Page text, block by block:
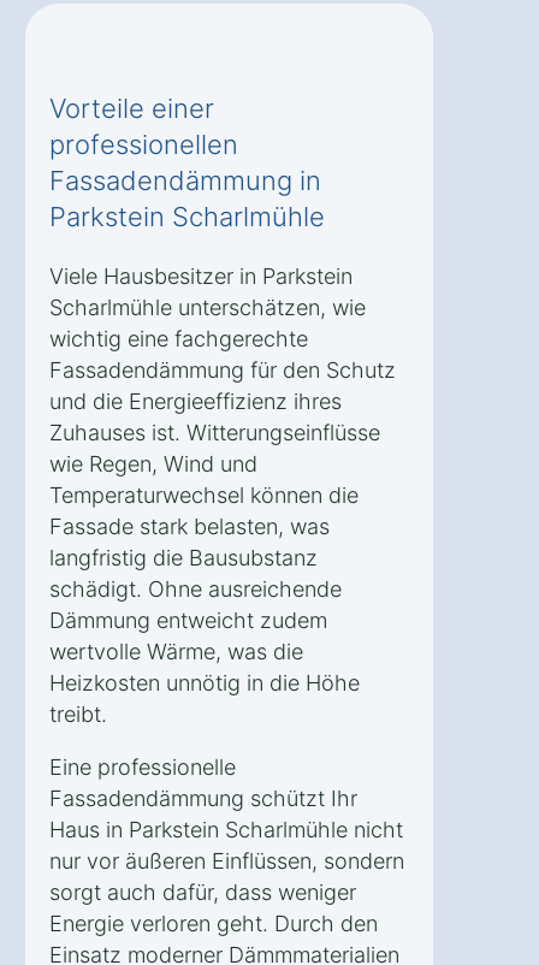
Vorteile einer
professionellen
Fassadendämmung in
Parkstein Scharlmühle
Viele Hausbesitzer in Parkstein
Scharlmühle unterschätzen, wie
wichtig eine fachgerechte
Fassadendämmung für den Schutz
und die Energieeffizienz ihres
Zuhauses ist. Witterungseinflüsse
wie Regen, Wind und
Temperaturwechsel können die
Fassade stark belasten, was
langfristig die Bausubstanz
schädigt. Ohne ausreichende
Dämmung entweicht zudem
wertvolle Wärme, was die
Heizkosten unnötig in die Höhe
treibt.
Eine professionelle
Fassadendämmung schützt Ihr
Haus in Parkstein Scharlmühle nicht
nur vor äußeren Einflüssen, sondern
sorgt auch dafür, dass weniger
Energie verloren geht. Durch den
Einsatz moderner Dämmmaterialien